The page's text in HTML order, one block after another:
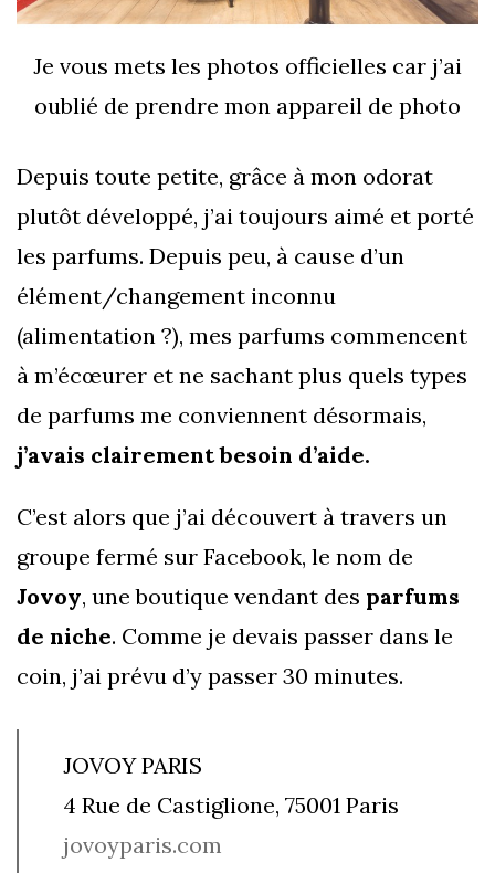
Je vous mets les photos officielles car j’ai
oublié de prendre mon appareil de photo
Depuis toute petite, grâce à mon odorat
plutôt développé, j’ai toujours aimé et porté
les parfums. Depuis peu, à cause d’un
élément/changement inconnu
(alimentation ?), mes parfums commencent
à m’écœurer et ne sachant plus quels types
de parfums me conviennent désormais,
j’avais clairement besoin d’aide.
C’est alors que j’ai découvert à travers un
groupe fermé sur Facebook, le nom de
Jovoy, une boutique vendant des parfums
de niche. Comme je devais passer dans le
coin, j’ai prévu d’y passer 30 minutes.
JOVOY PARIS
4 Rue de Castiglione, 75001 Paris
jovoyparis.com